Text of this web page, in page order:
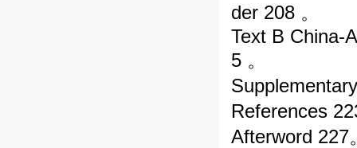
der 208 。
Text B China-
5 。
References
Afterword 227